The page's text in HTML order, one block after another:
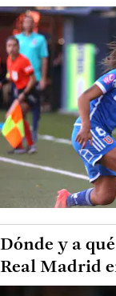
Dónde y a
Real Madrid